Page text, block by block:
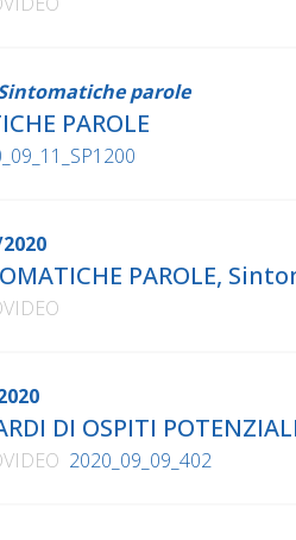
parole
PAROLE
PAROLE,
DI OSPITI POTENZIALI
2020_09_09_402